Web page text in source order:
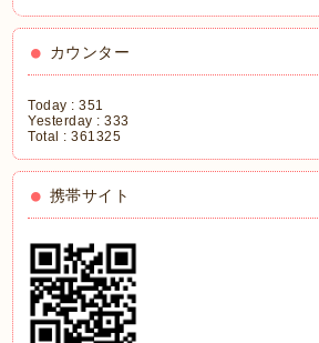
カウンター
Today :351
Yesterday :333
Total :361325
携帯サイト